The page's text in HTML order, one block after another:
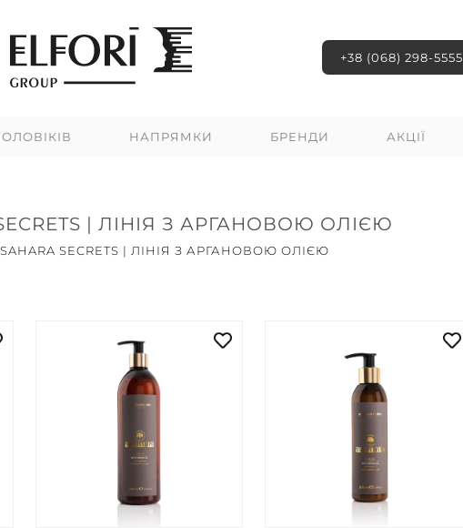
+38 (068) 298-5555
НАПРЯМКИ БРЕНДИ АКЦІЇ
SECRETS | ЛІНІЯ З АРГАНОВОЮ ОЛІЄЮ
SAHARA SECRETS | ЛІНІЯ З АРГАНОВОЮ ОЛІЄЮ